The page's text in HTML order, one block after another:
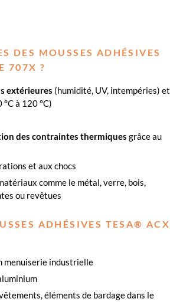
DES MOUSSES ADHÉSIVES
707X ?
extérieures (humidité, UV, intempéries) et
°C à 120 °C)
des contraintes thermiques grâce au
et aux chocs
comme le métal, verre, bois,
ou revêtues
ADHÉSIVES TESA® ACX
menuiserie industrielle
éléments de bardage dans le